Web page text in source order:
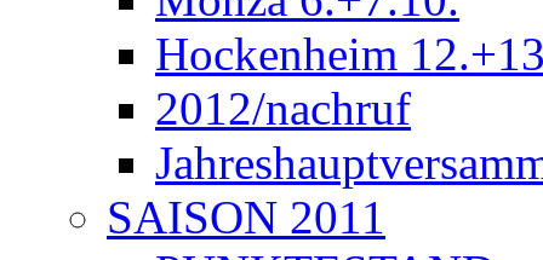
Hockenheim
2012/nachruf
SAISON 2011